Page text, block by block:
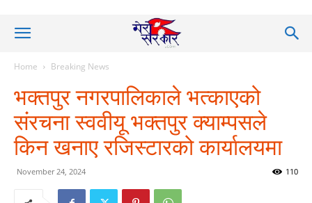
Home Breaking News
भक्तपुर नगरपालिकाले भत्काएको
संरचना स्ववीयू भक्तपुर क्याम्पसले
किन खनाए रजिस्टारको कार्यालयमा
November 24, 2024 110